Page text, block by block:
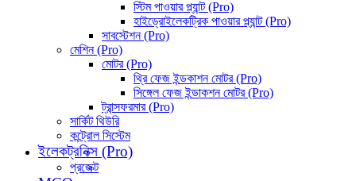
স্টিম পাওয়ার প্ল্যান্ট (Pro)
হাইড্রোইলেকট্রিক পাওয়ার প্ল্যান্ট (Pro)
সাবস্টেশন (Pro)
মেশিন (Pro)
মোটর (Pro)
থ্রি ফেজ ইন্ডকাশন মোটর (Pro)
সিঙ্গেল ফেজ ইন্ডাকশন মোটর (Pro)
ট্রান্সফরমার (Pro)
সার্কিট থিউরি
কন্ট্রোল সিস্টেম
ইলেকট্রনিক্স (Pro)
প্রজেক্ট